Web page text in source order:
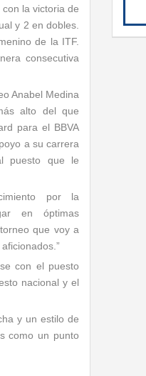
la victoria de
y 2 en dobles.
de la ITF.
consecutiva
Anabel Medina
alto del que
para el BBVA
a su carrera
puesto que le
por la
en óptimas
que voy a
con el puesto
nacional y el
y un estilo de
como un punto